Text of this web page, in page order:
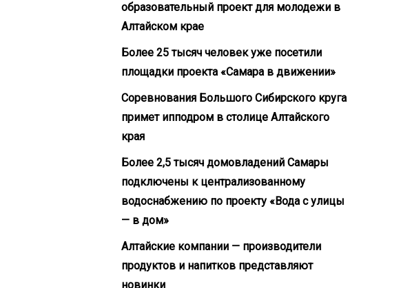
образовательный проект для молодежи в
Алтайском крае
Более 25 тысяч человек уже посетили
площадки проекта «Самара в движении»
Соревнования Большого Сибирского круга
примет ипподром в столице Алтайского
края
Более 2,5 тысяч домовладений Самары
подключены к централизованному
водоснабжению по проекту «Вода с улицы
— в дом»
Алтайские компании — производители
продуктов и напитков представляют
новинки